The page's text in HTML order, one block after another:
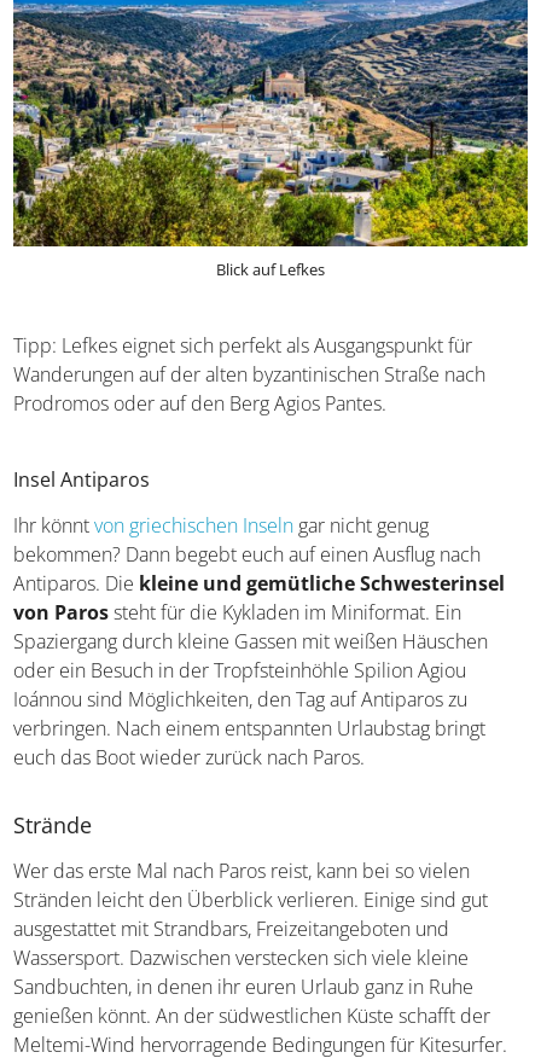
Tipp: Lefkes eignet sich perfekt als Ausgangspunkt für
Wanderungen auf der alten byzantinischen Straße nach
Insel Antiparos
Ihr könntvon griechischen Inselngar nicht genug
bekommen? Dann begebt euch auf einen Ausflug nach
Antiparos. Diekleine und gemütliche Schwesterinsel
von Parossteht für die Kykladen im Miniformat. Ein
Spaziergang durch kleine Gassen mit weißen Häuschen
oder ein Besuch in der Tropfsteinhöhle Spilion Agiou
Ioánnou sind Möglichkeiten, den Tag auf Antiparos zu
verbringen. Nach einem entspannten Urlaubstag bringt
Strände
Wer das erste Mal nach Paros reist, kann bei so vielen
Stränden leicht den Überblick verlieren. Einige sind gut
ausgestattet mit Strandbars, Freizeitangeboten und
Wassersport. Dazwischen verstecken sich viele kleine
Sandbuchten, in denen ihr euren Urlaub ganz in Ruhe